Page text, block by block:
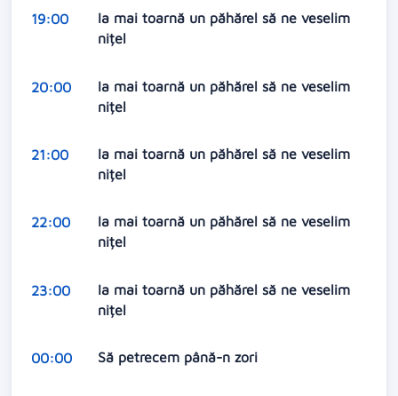
19:00
Ia mai toarnă un păhărel să ne veselim
nițel
20:00
Ia mai toarnă un păhărel să ne veselim
nițel
21:00
Ia mai toarnă un păhărel să ne veselim
nițel
22:00
Ia mai toarnă un păhărel să ne veselim
nițel
23:00
Ia mai toarnă un păhărel să ne veselim
nițel
00:00 Să petrecem până-n zori